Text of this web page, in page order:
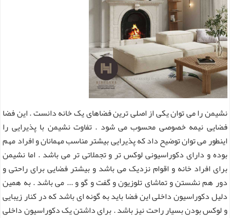
نشیمن را می توان یکی از اصلی ترین فضاهای یک خانه دانست . این فضا
فضایی نیمه خصوصی محسوب می شود . تفاوت نشیمن با پذیرایی را
اینطور می توان توضیح داد که پذیرایی بیشتر مناسب مهمانان و افراد مهم
بوده و دارای دکوراسیونی لوکس تر و تجملاتی تر می باشد . اما نشیمن
برای افراد خانه و اقوام نزدیک می باشد و بیشتر فضایی برای راحتی و
دور هم نشستن و تماشای تلوزیون و گفت و گو و ... می باشد . به همین
دلیل دکوراسیون داخلی این فضا باید به گونه ای باشد که در کنار زیبایی
و لوکس بودن بسیار راحت نیز باشد . برای داشتن یک دکوراسیون داخلی